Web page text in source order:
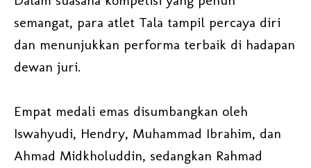
semangat, para atlet Tala tampil percaya diri
dan menunjukkan performa terbaik di hadapan
dewan juri.
Empat medali emas disumbangkan oleh
Iswahyudi, Hendry, Muhammad Ibrahim, dan
Ahmad Midkholuddin, sedangkan Rahmad